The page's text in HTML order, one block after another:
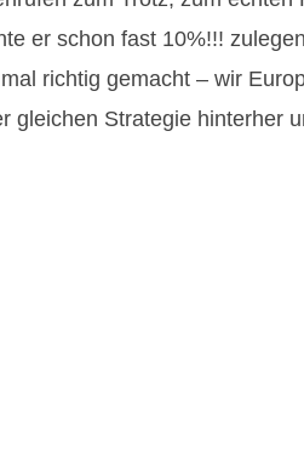
er schon fast 10%!!!
richtig gemacht – wir
gleichen Strategie hinterher